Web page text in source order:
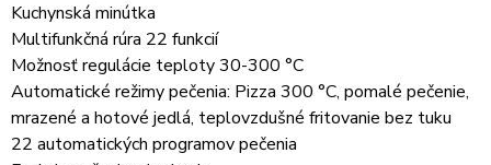
Kuchynská minútka
Multifunkčná rúra 22 funkcií
Možnosť regulácie teploty 30-300 °C
Automatické režimy pečenia: Pizza 300 °C, pomalé pečenie,
mrazené a hotové jedlá, teplovzdušné fritovanie bez tuku
22 automatických programov pečenia